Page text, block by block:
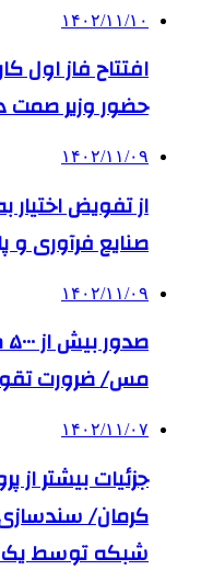
۱۴۰۲/۱۱/۱۰
افتتاح فاز اول
حضور وزیر صمت
۱۴۰۲/۱۱/۰۹
از تفویض
صنایع فرآوری و
۱۴۰۲/۱۱/۰۹
مس/ ضرورت
۱۴۰۲/۱۱/۰۷
جزئیات بیشتر
شبکه توسط